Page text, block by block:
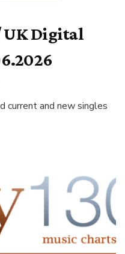
Digital
current and new singles